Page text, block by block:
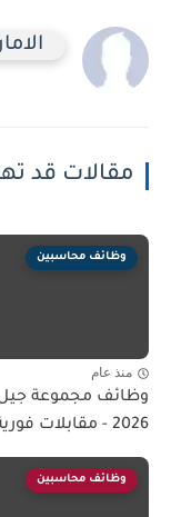
مقالات قد
وظائف محاسبين
منذ عام
وظائف مجموعة
2026 - مقابلات فورية في دبي
وظائف محاسبين